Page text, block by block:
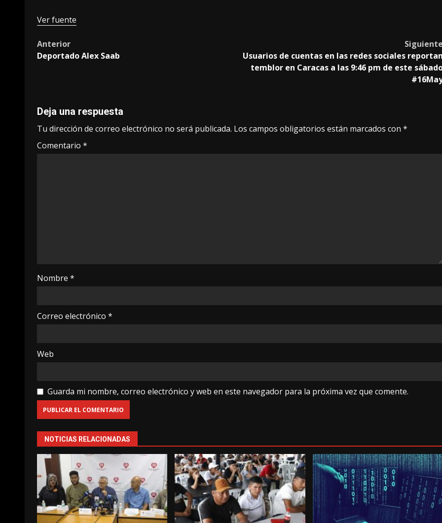
Ver fuente
Post
navigation
Anterior
Deportado Alex Saab
Siguiente
Usuarios de cuentas en las redes sociales reportan
temblor en Caracas a las 9:46 pm de este
Deja una respuesta
Tu dirección de correo electrónico no será publicada. Los campos obligatorios están marcados con *
Comentario *
Nombre *
Correo electrónico *
Web
Guarda mi nombre, correo electrónico y web en este navegador para la próxima vez que comente.
NOTICIAS RELACIONADAS